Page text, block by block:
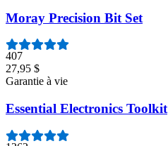
Moray Precision Bit Set
407
27,95 $
Garantie à vie
Essential Electronics Toolkit